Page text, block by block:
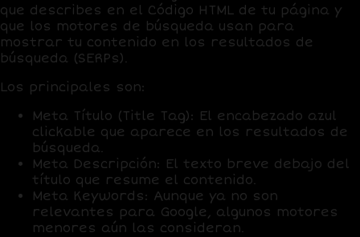
que describes en el Código HTML de tu página y
que los motores de búsqueda usan para
mostrar tu contenido en los resultados de
búsqueda (SERPs).
Los principales son:
Meta Título (Title Tag): El encabezado azul
clickable que aparece en los resultados de
búsqueda.
Meta Descripción: El texto breve debajo del
título que resume el contenido.
Meta Keywords: Aunque ya no son
relevantes para Google, algunos motores
menores aún las consideran.